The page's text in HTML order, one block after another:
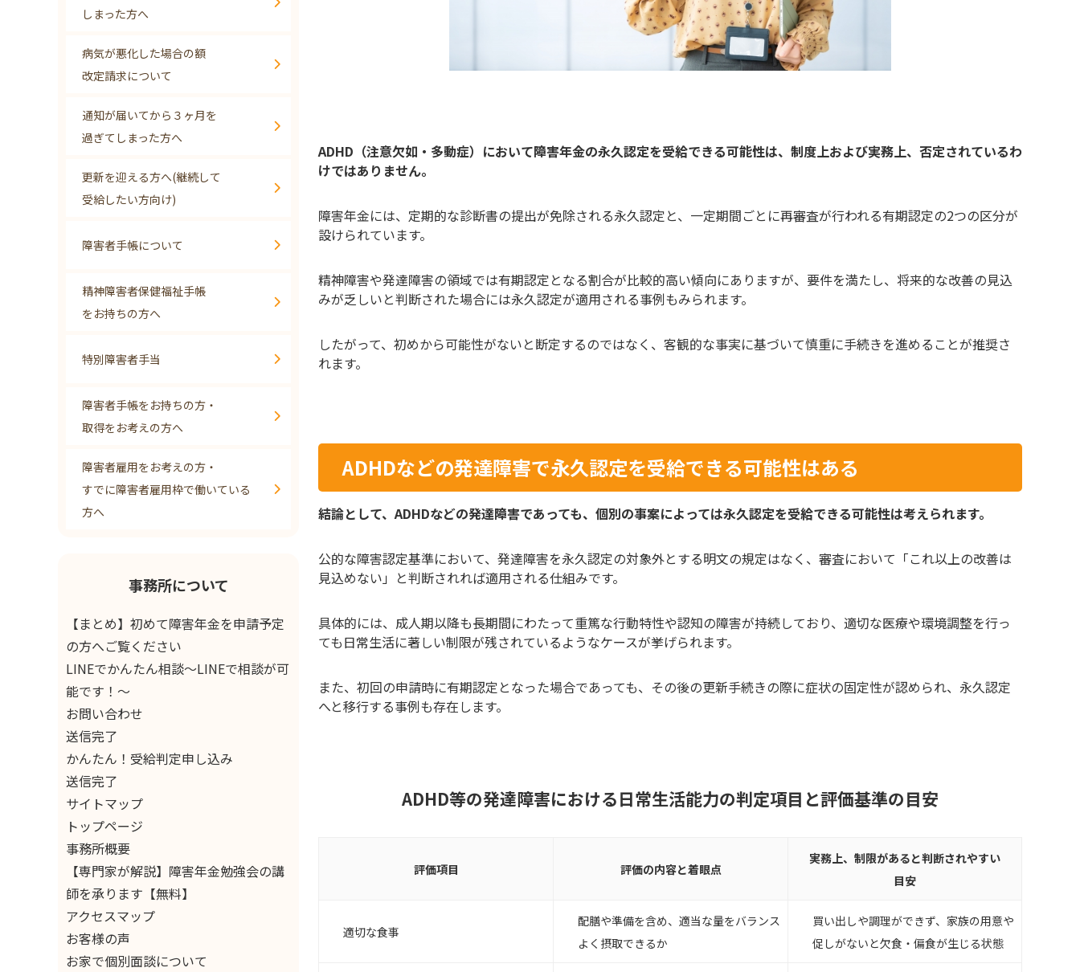
ADHD（注意欠如・多動症）において障害年金の永久認定を受給できる可能性は、制度上および実務上、否定されているわ
けではありません。
障害年金には、定期的な診断書の提出が免除される永久認定と、一定期間ごとに再審査が行われる有期認定の2つの区分が
設けられています。
精神障害や発達障害の領域では有期認定となる割合が比較的高い傾向にありますが、要件を満たし、将来的な改善の見込
みが乏しいと判断された場合には永久認定が適用される事例もみられます。
したがって、初めから可能性がないと断定するのではなく、客観的な事実に基づいて慎重に手続きを進めることが推奨さ
れます。
ADHDなどの発達障害で永久認定を受給できる可能性はある
結論として、ADHDなどの発達障害であっても、個別の事案によっては永久認定を受給できる可能性は考えられます。
公的な障害認定基準において、発達障害を永久認定の対象外とする明文の規定はなく、審査において「これ以上の改善は
見込めない」と判断されれば適用される仕組みです。
具体的には、成人期以降も長期間にわたって重篤な行動特性や認知の障害が持続しており、適切な医療や環境調整を行っ
ても日常生活に著しい制限が残されているようなケースが挙げられます。
また、初回の申請時に有期認定となった場合であっても、その後の更新手続きの際に症状の固定性が認められ、永久認定
へと移行する事例も存在します。
ADHD等の発達障害における日常生活能力の判定項目と評価基準の目安
評価項目 評価の内容と着眼点
実務上、制限があると判断されやすい
目安
適切な食事
配膳や準備を含め、適当な量をバランス
よく摂取できるか
買い出しや調理ができず、家族の用意や
促しがないと欠食・偏食が生じる状態
しまった方へ
病気が悪化した場合の額
改定請求について
通知が届いてから３ヶ月を
過ぎてしまった方へ
更新を迎える方へ(継続して
受給したい方向け)
障害者手帳について
精神障害者保健福祉手帳
をお持ちの方へ
特別障害者手当
障害者手帳をお持ちの方・
取得をお考えの方へ
障害者雇用をお考えの方・
すでに障害者雇用枠で働いている
方へ
事務所について
【まとめ】初めて障害年金を申請予定
の方へご覧ください
LINEでかんたん相談～LINEで相談が可
能です！～
お問い合わせ
送信完了
かんたん！受給判定申し込み
送信完了
サイトマップ
トップページ
事務所概要
【専門家が解説】障害年金勉強会の講
師を承ります【無料】
アクセスマップ
お客様の声
お家で個別面談について